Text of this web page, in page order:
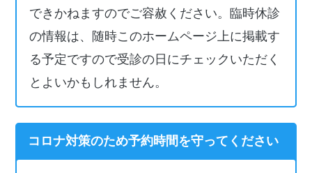
できかねますのでご容赦ください。臨時休診
の情報は、随時このホームページ上に掲載す
る予定ですので受診の日にチェックいただく
とよいかもしれません。
コロナ対策のため予約時間を守ってください